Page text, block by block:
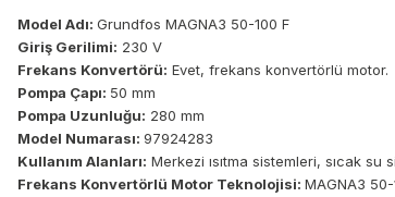
Model Adı: Grundfos MAGNA3 50-100 F
Giriş Gerilimi: 230 V
Frekans Konvertörü: Evet, frekans konvertörlü motor.
Pompa Çapı: 50 mm
Pompa Uzunluğu: 280 mm
Model Numarası: 97924283
Kullanım Alanları: Merkezi ısıtma sistemleri, sıcak
Frekans Konvertörlü Motor Teknolojisi: MAGNA3